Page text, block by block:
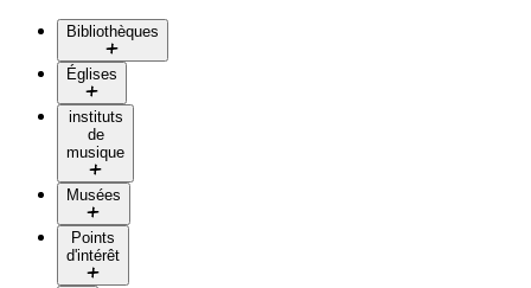
Bibliothèques
Églises
instituts
de
musique
Musées
Points
d'intérêt